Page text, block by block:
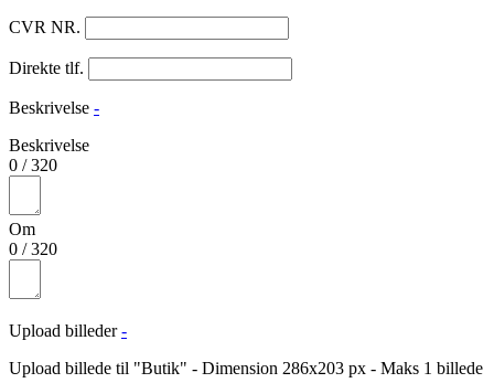
CVR NR.
Direkte tlf.
Beskrivelse -
Beskrivelse
0 /320
Om
0 /320
Upload billeder -
Upload billede til "Butik" - Dimension 286x203 px - Maks 1 billede